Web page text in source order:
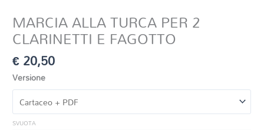
MARCIA ALLA TURCA PER 2
CLARINETTI E FAGOTTO
€20,50
Versione
SVUOTA